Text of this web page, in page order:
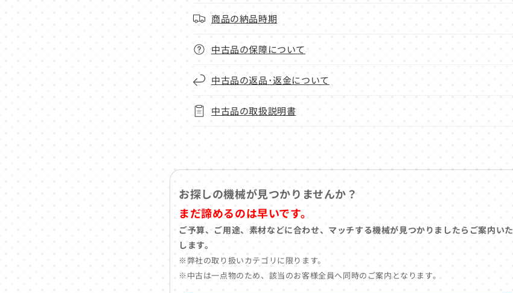
商品の納品時期
中古品の保障について
中古品の返品･返金について
中古品の取扱説明書
お探しの機械が見つかりませんか？
まだ諦めるのは早いです。
ご予算、ご用途、素材などに合わせ、マッチする機械が見つかりましたらご案内いた
します。
※弊社の取り扱いカテゴリに限ります。
※中古は一点物のため、該当のお客様全員へ同時のご案内となります。